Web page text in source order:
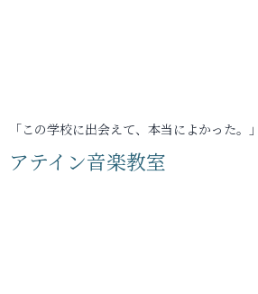
「この学校に出会えて、本当によかった。」
アテイン音楽教室